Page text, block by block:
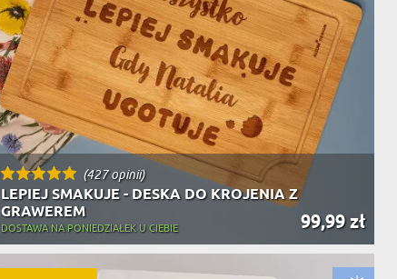
(427 opinii)
LEPIEJ SMAKUJE - DESKA DO KROJENIA Z
GRAWEREM
99,99 zł
DOSTAWA NA PONIEDZIAŁEK U CIEBIE